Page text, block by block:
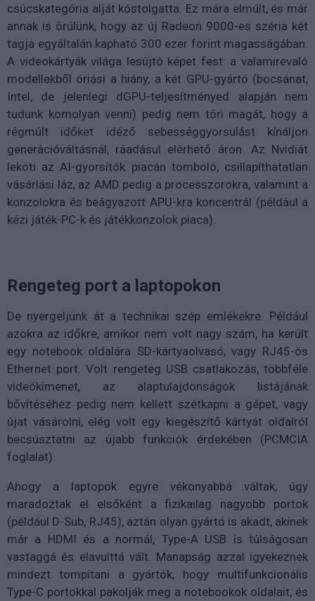
csúcskategória alját kóstolgatta. Ez mára elmúlt, és már
annak is örülünk, hogy az új Radeon 9000-es széria két
tagja egyáltalán kapható 300 ezer forint magasságában.
A videokártyák világa lesújtó képet fest: a valamirevaló
modellekből óriási a hiány, a két GPU-gyártó (bocsánat,
Intel, de jelenlegi dGPU-teljesítményed alapján nem
tudunk komolyan venni) pedig nem töri magát, hogy a
régmúlt időket idéző sebességgyorsulást kínáljon
generációváltásnál, ráadásul elérhető áron. Az Nvidiát
leköti az AI-gyorsítók piacán tomboló, csillapíthatatlan
vásárlási láz, az AMD pedig a processzorokra, valamint a
konzolokra és beágyazott APU-kra koncentrál (például a
kézi játék-PC-k és játékkonzolok piaca).
Rengeteg port a laptopokon
De nyergeljünk át a technikai szép emlékekre. Például
azokra az időkre, amikor nem volt nagy szám, ha került
egy notebook oldalára SD-kártyaolvasó, vagy RJ45-ös
Ethernet port. Volt rengeteg USB csatlakozás, többféle
videókimenet, az alaptulajdonságok listájának
bővítéséhez pedig nem kellett szétkapni a gépet, vagy
újat vásárolni, elég volt egy kiegészítő kártyát oldalról
becsúsztatni az újabb funkciók érdekében (PCMCIA
foglalat).
Ahogy a laptopok egyre vékonyabbá váltak, úgy
maradoztak el elsőként a fizikailag nagyobb portok
(például D-Sub, RJ45), aztán olyan gyártó is akadt, akinek
már a HDMI és a normál, Type-A USB is túlságosan
vastaggá és elavulttá vált. Manapság azzal igyekeznek
mindezt tompítani a gyártók, hogy multifunkcionális
Type-C portokkal pakolják meg a notebookok oldalait, és